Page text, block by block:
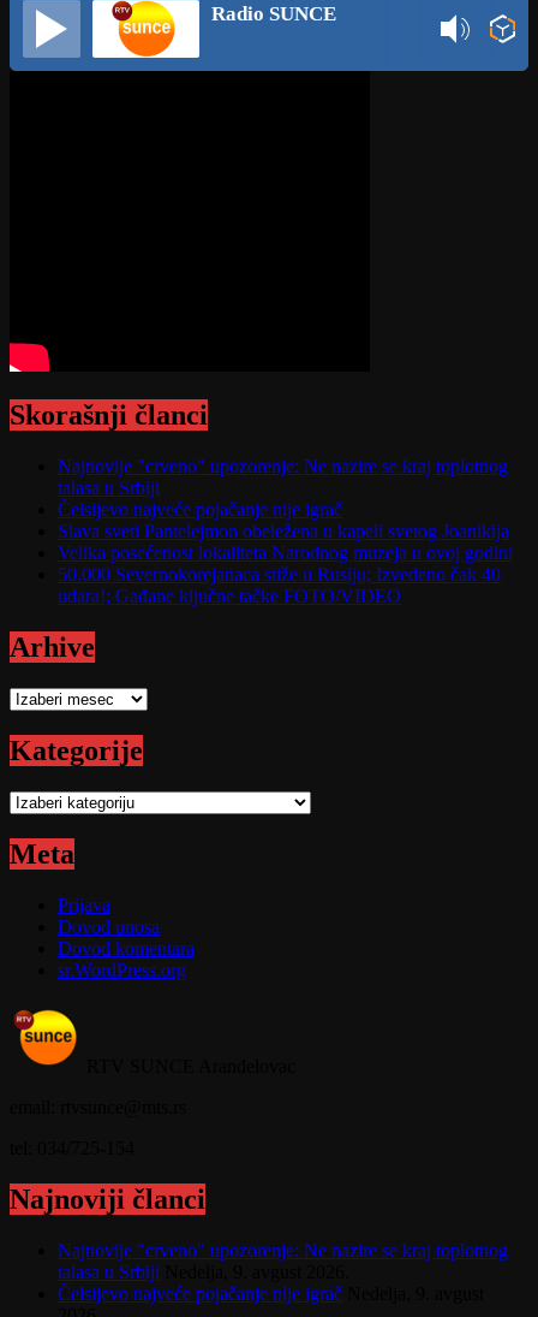
Radio SUNCE
Skorašnji članci
Najnovije "crveno" upozorenje: Ne nazire se kraj toplotnog
talasa u Srbiji
Čelsijevo najveće pojačanje nije igrač
Slava sveti Pantelejmon obeležena u kapeli svetog Joanikija
Velika posećenost lokaliteta Narodnog muzeja u ovoj godini
50.000 Severnokorejanaca stiže u Rusiju; Izvedeno čak 40
udara!; Gađane ključne tačke FOTO/VIDEO
Arhive
Arhive
Kategorije
Kategorije
Meta
Prijava
Dovod unosa
Dovod komentara
sr.WordPress.org
Najnoviji članci
Najnovije "crveno" upozorenje: Ne nazire se kraj toplotnog
talasa u Srbiji
Čelsijevo najveće pojačanje nije igrač